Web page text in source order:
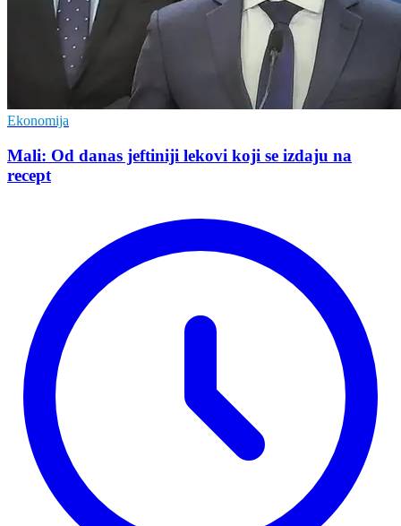
Ekonomija
Mali: Od danas jeftiniji lekovi koji se izdaju na
recept